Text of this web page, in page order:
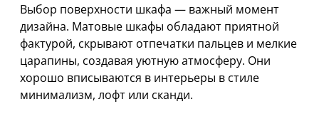
Выбор поверхности шкафа — важный момент
дизайна. Матовые шкафы обладают приятной
фактурой, скрывают отпечатки пальцев и мелкие
царапины, создавая уютную атмосферу. Они
хорошо вписываются в интерьеры в стиле
минимализм, лофт или сканди.